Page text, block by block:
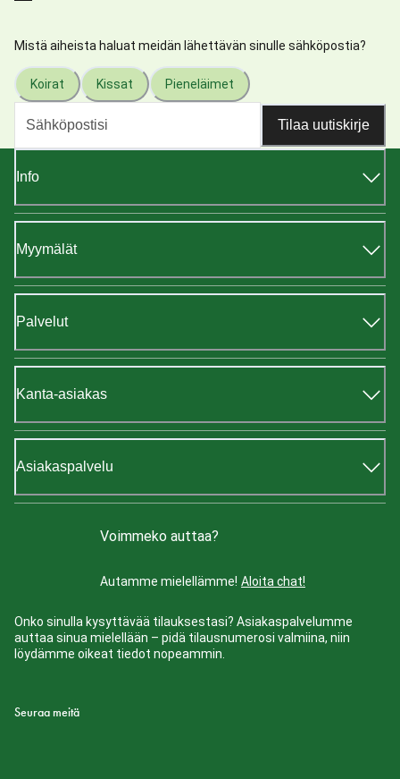
Mistä aiheista haluat meidän lähettävän sinulle sähköpostia?
Koirat Kissat Pieneläimet
Tilaa uutiskirje
Info
Myymälät
Palvelut
Kanta-asiakas
Asiakaspalvelu
Voimmeko auttaa?
Autamme mielellämme! Aloita chat!
Onko sinulla kysyttävää tilauksestasi? Asiakaspalvelumme
auttaa sinua mielellään – pidä tilausnumerosi valmiina, niin
löydämme oikeat tiedot nopeammin.
Seuraa meitä